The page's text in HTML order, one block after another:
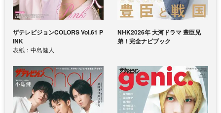
ザテレビジョンCOLORS Vol.61 P
INK
表紙：中島健人
NHK2026年 大河ドラマ 豊臣兄
弟！完全ナビブック